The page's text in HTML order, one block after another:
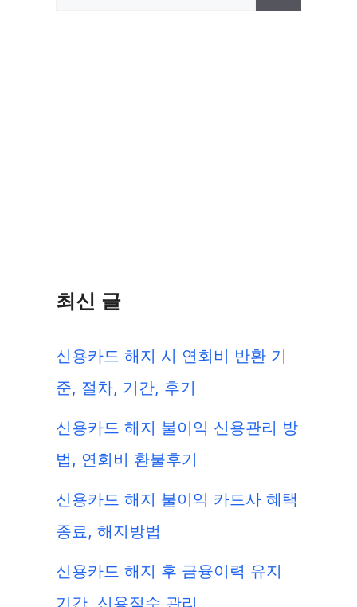
최신 글
신용카드 해지 시 연회비 반환 기
준, 절차, 기간, 후기
신용카드 해지 불이익 신용관리 방
법, 연회비 환불후기
신용카드 해지 불이익 카드사 혜택
종료, 해지방법
신용카드 해지 후 금융이력 유지
기간, 신용점수 관리